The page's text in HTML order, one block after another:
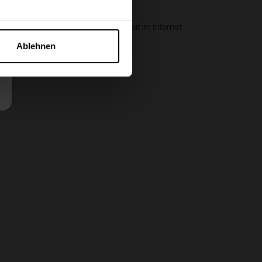
Ablehnen
Erklärung zur Barrierefreiheit im Internet